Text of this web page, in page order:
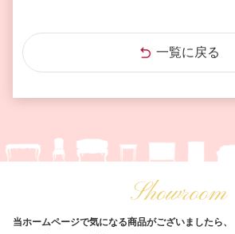
一覧に戻る
Showroom
当ホームページで気になる商品がございましたら、